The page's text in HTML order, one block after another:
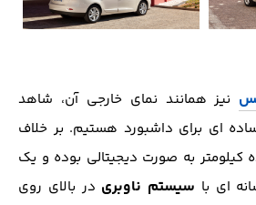
نیز همانند نمای خارجی آن، شاهد
ای برای داشبورد هستیم. بر خلاف
کیلومتر به صورت دیجیتالی بوده و یک
ای با سیستم ناوبری در بالای روی